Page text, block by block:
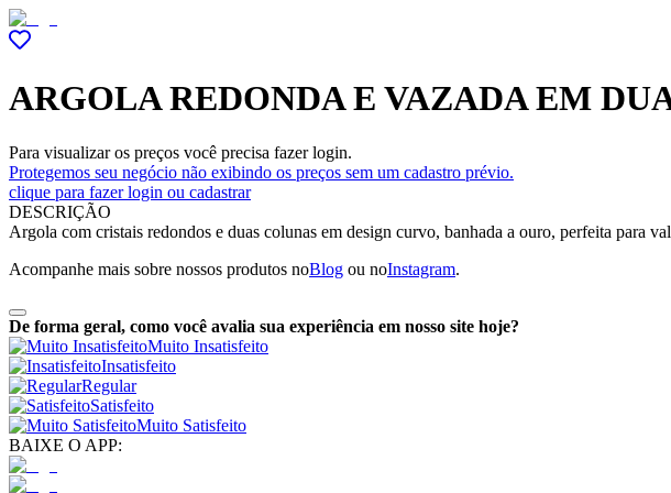
ARGOLA REDONDA E VAZADA EM
Para visualizar os preços você precisa fazer login.
Protegemos seu negócio não exibindo os preços sem um cadastro prévio.
clique para fazer login ou cadastrar
DESCRIÇÃO
Argola com cristais redondos e duas colunas em design curvo, banhada a ouro, perfeita para
Acompanhe mais sobre nossos produtos noBlog ou noInstagram.
De forma geral, como você avalia sua experiência em nosso site hoje?
Muito Insatisfeito
Insatisfeito
Regular
Satisfeito
Muito Satisfeito
BAIXE O APP: